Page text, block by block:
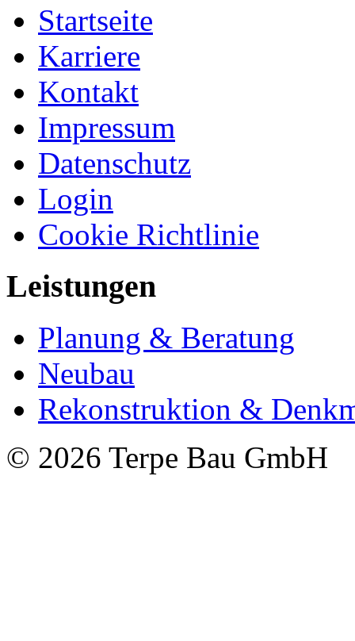
Startseite
Karriere
Kontakt
Impressum
Datenschutz
Login
Cookie Richtlinie
Leistungen
Planung & Beratung
Neubau
Rekonstruktion &
© 2026 Terpe Bau GmbH